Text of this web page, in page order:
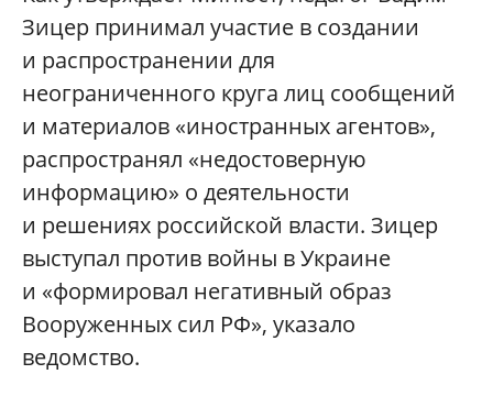
Зицер принимал участие в создании
и распространении для
неограниченного круга лиц сообщений
и материалов «иностранных агентов»,
распространял «недостоверную
информацию» о деятельности
и решениях российской власти. Зицер
выступал против войны в Украине
и «формировал негативный образ
Вооруженных сил РФ», указало
ведомство.